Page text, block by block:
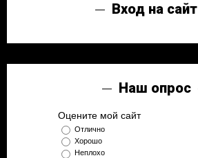
Вход на сайт
Наш опрос
Оцените мой сайт
Отлично
Хорошо
Неплохо